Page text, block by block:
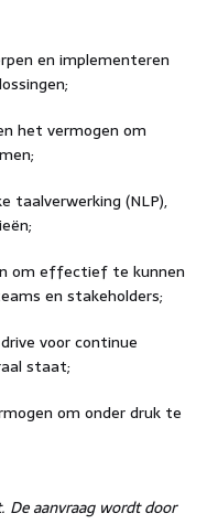
en implementeren
het vermogen om
taalverwerking (NLP),
om effectief te kunnen
en stakeholders;
voor continue
staat;
om onder druk te
De aanvraag wordt door